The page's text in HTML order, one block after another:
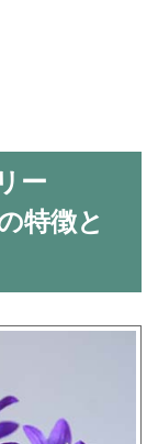
ー
特徴と